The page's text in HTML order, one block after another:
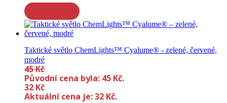
Taktické světlo ChemLights™ Cyalume® - zelené, červené,
modré
45Kč
Původní cena byla: 45 Kč.
32 Kč
Aktuální cena je: 32 Kč.